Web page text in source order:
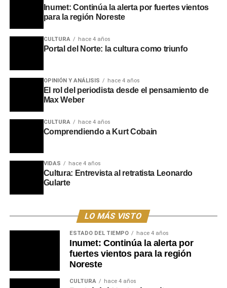
concientización a los jóvenes sobre la educación, la
prevención de adicciones y la importancia de no olvidar
La ceremonia contó con la presencia de familiares del
además de excompañeros de trabajo y referentes de la
radiodifusión. Durante la sesión también se dieron a
conocer emotivos mensajes de adhesión enviados por
cercanos que no pudieron asistir, reafirmando el cariño y
hombre que dejó una marca indeleble con su inolvidable
mensaje:“Te quiero mucho y recordá que si vos querés,
Inumet: Continúa la alerta por fuertes vientos
para la región Noreste
CULTURA hace 4 años
Portal del Norte: la cultura como triunfo
OPINIÓN Y ANÁLISIS hace 4 años
El rol del periodista desde el pensamiento de
Max Weber
CULTURA hace 4 años
Comprendiendo a Kurt Cobain
VIDAS hace 4 años
Cultura: Entrevista al retratista Leonardo
Gularte
LO MÁS VISTO
ESTADO DEL TIEMPO hace 4 años
Inumet: Continúa la alerta por
fuertes vientos para la región
Noreste
CULTURA hace 4 años